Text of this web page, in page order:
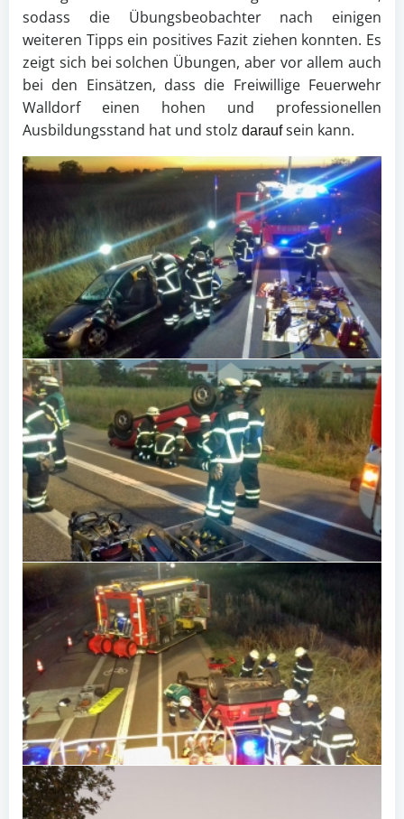
sodass die Übungsbeobachter nach einigen
weiteren Tipps ein positives Fazit ziehen konnten. Es
zeigt sich bei solchen Übungen, aber vor allem auch
bei den Einsätzen, dass die Freiwillige Feuerwehr
Walldorf einen hohen und professionellen
Ausbildungsstand hat und stolz daraufsein kann.